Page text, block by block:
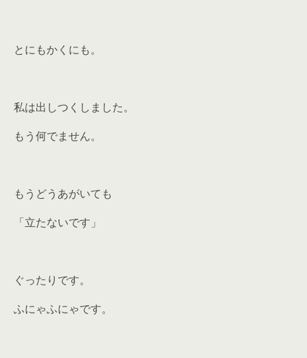
とにもかくにも。
私は出しつくしました。
もう何でません。
もうどうあがいても
「立たないです」
ぐったりです。
ふにゃふにゃです。